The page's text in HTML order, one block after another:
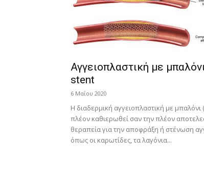
Αγγειοπλαστική με
stent
6 Μαΐου 2020
Η διαδερμική αγγειοπλαστική με μπαλόνι
πλέον καθιερωθεί σαν την πλέον
θεραπεία για την αποφράξη ή στένωση
όπως οι καρωτίδες, τα λαγόνια...